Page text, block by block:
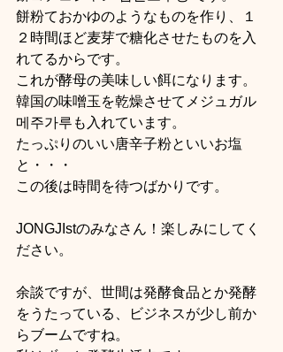
餅粉ておかゆのようなものを作り、１
２時間ほど麦芽で糖化させたものを入
れてるからです。
これが酵母の美味しい餌になります。
韓国の味噌玉を乾燥させてメジュガル
메주가루も入れています。
たっぷりのいい唐辛子粉といいお塩
と・・・
この後は時間を待つばかりです。
JONGJIstのみなさん！楽しみにしてく
ださい。
余談ですが、世間は発酵食品とか発酵
をうたっている、ビジネスが少し前か
らブームですね。